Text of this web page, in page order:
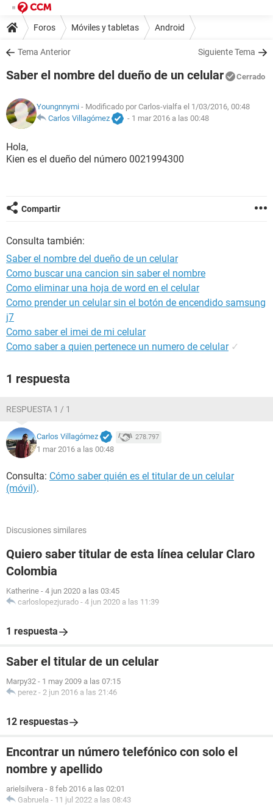
Foros Móviles y tabletas Android
Tema Anterior Siguiente Tema
Saber el nombre del dueño de un celular Cerrado
Youngnnymi - Modificado por Carlos-vialfa el 1/03/2016, 00:48
Carlos Villagómez
- 1 mar 2016 a las 00:48
Hola,
Kien es el dueño del número 0021994300
Compartir
Consulta también:
Saber el nombre del dueño de un celular
Como buscar una cancion sin saber el nombre
Como eliminar una hoja de word en el celular
Como prender un celular sin el botón de encendido samsung
j7
Como saber el imei de mi celular
Como saber a quien pertenece un numero de celular ✓
1 respuesta
RESPUESTA 1 / 1
Carlos Villagómez 278.797
1 mar 2016 a las 00:48
Consulta: Cómo saber quién es el titular de un celular
(móvil).
Discusiones similares
Quiero saber titular de esta línea celular Claro
Colombia
Katherine - 4 jun 2020 a las 03:45
carloslopezjurado - 4 jun 2020 a las 11:39
1 respuesta
Saber el titular de un celular
Marpy32 - 1 may 2009 a las 07:15
perez - 2 jun 2016 a las 21:46
12 respuestas
Encontrar un número telefónico con solo el
nombre y apellido
arielsilvera - 8 feb 2016 a las 02:01
Gabruela - 11 jul 2022 a las 08:43